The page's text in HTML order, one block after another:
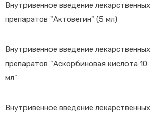
Внутривенное введение лекарственных
препаратов "Актовегин" (5 мл)
Внутривенное введение лекарственных
препаратов "Аскорбиновая кислота 10
мл"
Внутривенное введение лекарственных